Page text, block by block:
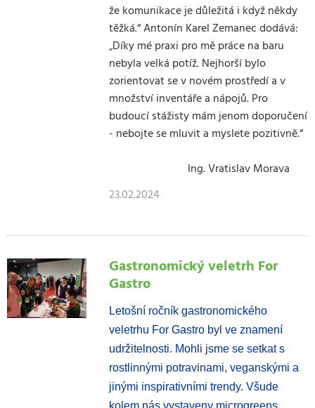
že komunikace je důležitá i když někdy
těžká.“ Antonín Karel Zemanec dodává:
„Díky mé praxi pro mě práce na baru
nebyla velká potíž. Nejhorší bylo
zorientovat se v novém prostředí a v
množství inventáře a nápojů. Pro
budoucí stážisty mám jenom doporučení
- nebojte se mluvit a myslete pozitivně.“
Ing. Vratislav Morava
23.02.2024
Gastronomický veletrh For
Gastro
Letošní ročník gastronomického
veletrhu For Gastro byl ve znamení
udržitelnosti. Mohli jsme se setkat s
rostlinnými potravinami, veganskými a
jinými inspirativními trendy. Všude